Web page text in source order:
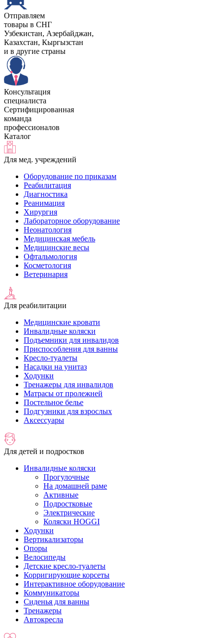
Отправляем
товары в СНГ
Узбекистан, Aзербайджан,
Казахстан, Кыргызстан
и в другие страны
Консультация
специалиста
Сертифицированная
команда
профессионалов
Каталог
Для мед. учреждений
Оборудование по приказам
Реабилитация
Диагностика
Реанимация
Хирургия
Лабораторное оборудование
Неонатология
Медицинская мебель
Медицинские весы
Офтальмология
Косметология
Ветеринария
Для реабилитации
Медицинские кровати
Инвалидные коляски
Подъемники для инвалидов
Приспособления для ванны
Кресло-туалеты
Насадки на унитаз
Ходунки
Тренажеры для инвалидов
Матрасы от пролежней
Постельное белье
Подгузники для взрослых
Аксессуары
Для детей и подростков
Инвалидные коляски
Прогулочные
На домашней раме
Активные
Подростковые
Электрические
Коляски HOGGI
Ходунки
Вертикализаторы
Опоры
Велосипеды
Детские кресло-туалеты
Корригирующие корсеты
Интерактивное оборудование
Коммуникаторы
Сиденья для ванны
Тренажеры
Автокресла